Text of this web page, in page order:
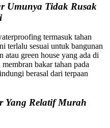
Umunya Tidak Rusak
termasuk tahan
terlalu sesuai untuk bangunan
atau green house yang ada di
bakar tahan pada
berasal dari terpaan
Yang Relatif Murah